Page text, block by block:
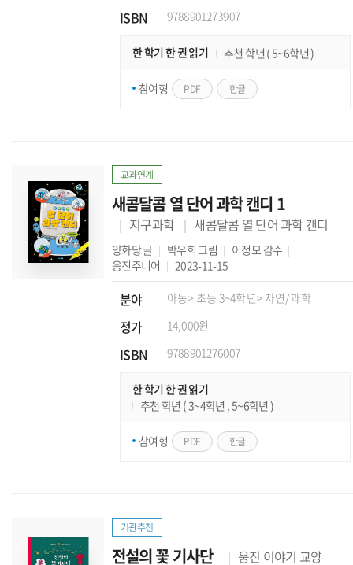
ISBN 9788901273907
한 학기 한 권 읽기 추천 학년 ( 5~6학년 )
참여형 PDF 한글
교과연계
새콤달콤 열 단어 과학 캔디 1
지구과학 새콤달콤 열 단어 과학 캔디
양화당글 박우희그림 이정모 감수
웅진주니어
2023-11-15
분야 아동> 초등 3~4학년> 자연/과학
정가 14,000원
ISBN 9788901276007
한 학기 한 권 읽기
추천 학년 ( 3~4학년 , 5~6학년 )
참여형 PDF 한글
기관추천
전설의 꽃 기사단 웅진 이야기 교양